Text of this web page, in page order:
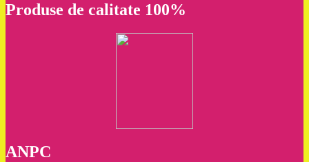
Produse de calitate 100%
ANPC